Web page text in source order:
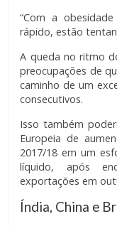
“Com a
rápido, estão
A queda no ritmo
preocupações de
caminho de um
consecutivos.
Isso também
Europeia de
2017/18 em um
líquido, após
exportações em
Índia, China e